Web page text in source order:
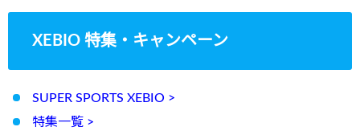
XEBIO 特集・キャンペーン
SUPER SPORTS XEBIO >
特集一覧 >